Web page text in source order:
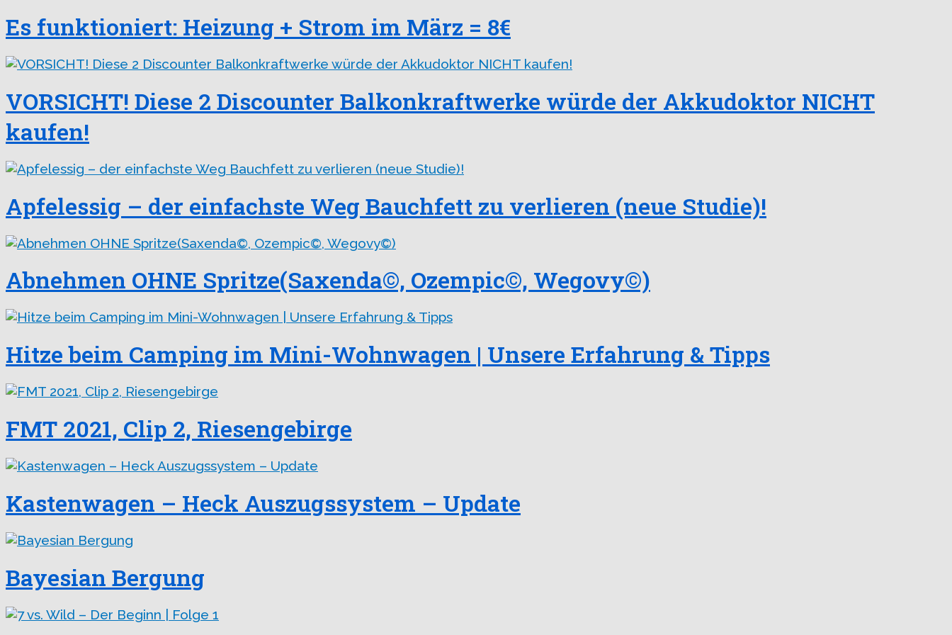
Es funktioniert: Heizung + Strom im März = 8€
VORSICHT! Diese 2 Discounter Balkonkraftwerke würde der Akkudoktor NICHT
kaufen!
Apfelessig – der einfachste Weg Bauchfett zu verlieren (neue Studie)!
Abnehmen OHNE Spritze(Saxenda©, Ozempic©, Wegovy©)
Hitze beim Camping im Mini-Wohnwagen | Unsere Erfahrung & Tipps
FMT 2021, Clip 2, Riesengebirge
Kastenwagen – Heck Auszugssystem – Update
Bayesian Bergung